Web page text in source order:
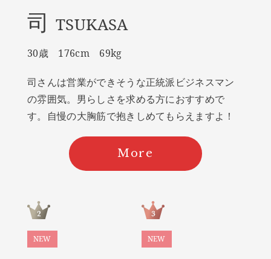
司 TSUKASA
30歳 176cm 69kg
司さんは営業ができそうな正統派ビジネスマン
の雰囲気。男らしさを求める方におすすめで
す。自慢の大胸筋で抱きしめてもらえますよ！
More
NEW NEW